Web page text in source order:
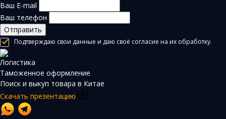
Ваш E-mail
Ваш телефон
Отправить
Подтверждаю свои данные и даю своё согласие на их обработку.
Логистика
Таможенное оформление
Поиск и выкуп товара в Китае
Скачать презентацию